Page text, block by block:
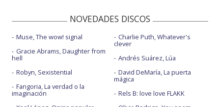
NOVEDADES DISCOS
Muse, The wow! signal
Gracie Abrams, Daughter from
hell
Robyn, Sexistential
Fangoria, La verdad o la
imaginación
Charlie Puth, Whatever's
clever
Andrés Suárez, Lúa
David DeMaría, La puerta
mágica
Rels B: love love FLAKK